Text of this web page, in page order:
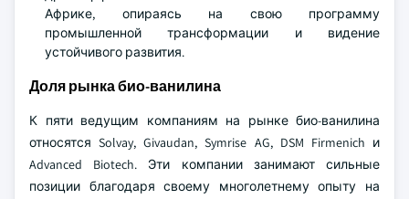
Африке, опираясь на свою программу
промышленной трансформации и видение
устойчивого развития.
Доля рынка био-ванилина
К пяти ведущим компаниям на рынке био-ванилина
относятся Solvay, Givaudan, Symrise AG, DSM Firmenich и
Advanced Biotech. Эти компании занимают сильные
позиции благодаря своему многолетнему опыту на